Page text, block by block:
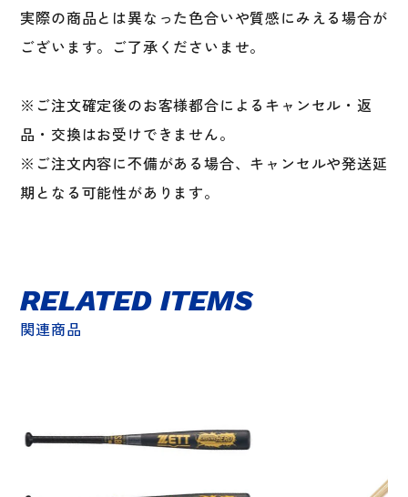
実際の商品とは異なった色合いや質感にみえる場合が
ございます。ご了承くださいませ。
※ご注文確定後のお客様都合によるキャンセル・返
品・交換はお受けできません。
※ご注文内容に不備がある場合、キャンセルや発送延
期となる可能性があります。
関連商品
RELATED ITEMS